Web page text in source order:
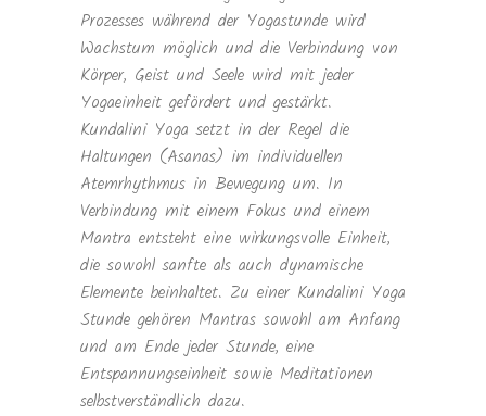
Prozesses während der Yogastunde wird
Wachstum möglich und die Verbindung von
Körper, Geist und Seele wird mit jeder
Yogaeinheit gefördert und gestärkt.
Kundalini Yoga setzt in der Regel die
Haltungen (Asanas) im individuellen
Atemrhythmus in Bewegung um. In
Verbindung mit einem Fokus und einem
Mantra entsteht eine wirkungsvolle Einheit,
die sowohl sanfte als auch dynamische
Elemente beinhaltet. Zu einer Kundalini Yoga
Stunde gehören Mantras sowohl am Anfang
und am Ende jeder Stunde, eine
Entspannungseinheit sowie Meditationen
selbstverständlich dazu.